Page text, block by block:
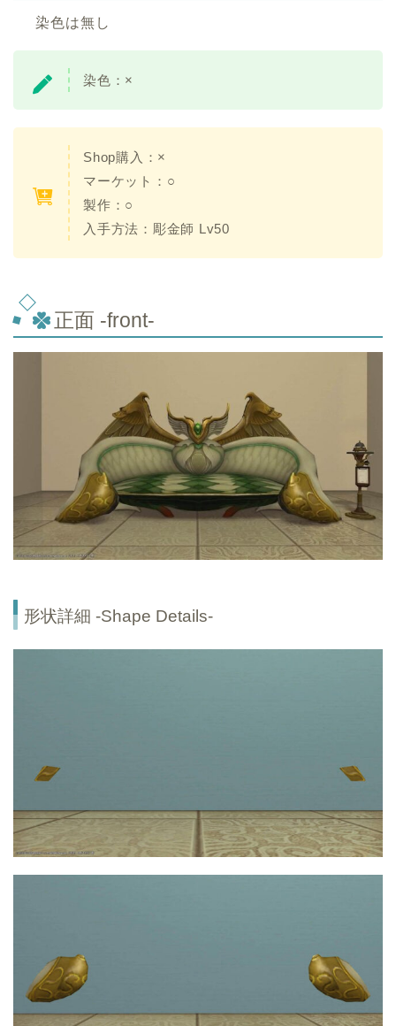
染色は無し
染色：×
Shop購入：×
マーケット：○
製作：○
入手方法：彫金師 Lv50
正面 -front-
形状詳細 -Shape Details-